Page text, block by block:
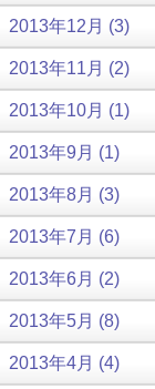
2013年12月 (3)
2013年11月 (2)
2013年10月 (1)
2013年9月 (1)
2013年8月 (3)
2013年7月 (6)
2013年6月 (2)
2013年5月 (8)
2013年4月 (4)